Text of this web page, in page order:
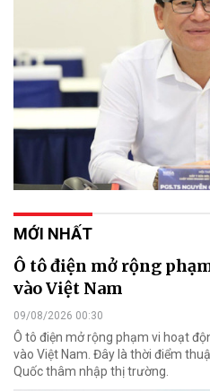
MỚI NHẤT
Ô tô điện mở rộng
vào Việt Nam
09/08/2026 00:30
Ô tô điện mở rộng phạm vi hoạt
vào Việt Nam. Đây là thời điểm
Quốc thâm nhập thị trường.